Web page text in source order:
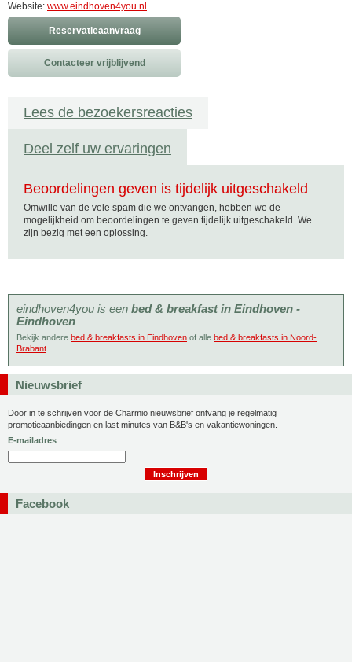
Website: www.eindhoven4you.nl
Reservatieaanvraag
Contacteer vrijblijvend
Lees de bezoekersreacties
Deel zelf uw ervaringen
Beoordelingen geven is tijdelijk uitgeschakeld
Omwille van de vele spam die we ontvangen, hebben we de
mogelijkheid om beoordelingen te geven tijdelijk uitgeschakeld. We
zijn bezig met een oplossing.
eindhoven4you is een bed & breakfast in Eindhoven -
Eindhoven
Bekijk andere bed & breakfasts in Eindhoven of alle bed & breakfasts in Noord-
Brabant
Nieuwsbrief
Door in te schrijven voor de Charmio nieuwsbrief ontvang je regelmatig
promotieaanbiedingen en last minutes van B&B's en vakantiewoningen.
E-mailadres
Facebook